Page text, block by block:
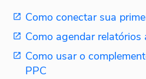
Como conectar sua
Como agendar
Como usar o
PPC